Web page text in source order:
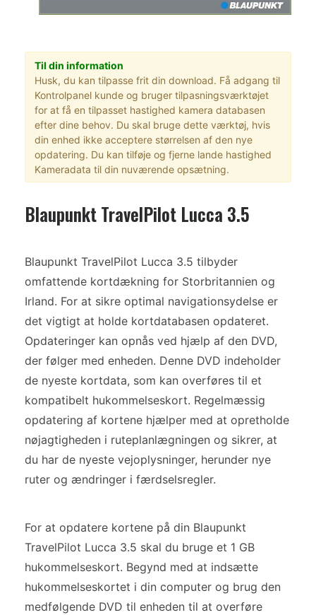
Til din information
Husk, du kan tilpasse frit din download. Få adgang til
Kontrolpanel kunde og bruger tilpasningsværktøjet
for at få en tilpasset hastighed kamera databasen
efter dine behov. Du skal bruge dette værktøj, hvis
din enhed ikke acceptere størrelsen af den nye
opdatering. Du kan tilføje og fjerne lande hastighed
Kameradata til din nuværende opsætning.
Blaupunkt TravelPilot Lucca 3.5
Blaupunkt TravelPilot Lucca 3.5 tilbyder
omfattende kortdækning for Storbritannien og
Irland. For at sikre optimal navigationsydelse er
det vigtigt at holde kortdatabasen opdateret.
Opdateringer kan opnås ved hjælp af den DVD,
der følger med enheden. Denne DVD indeholder
de nyeste kortdata, som kan overføres til et
kompatibelt hukommelseskort. Regelmæssig
opdatering af kortene hjælper med at opretholde
nøjagtigheden i ruteplanlægningen og sikrer, at
du har de nyeste vejoplysninger, herunder nye
ruter og ændringer i færdselsregler.
For at opdatere kortene på din Blaupunkt
TravelPilot Lucca 3.5 skal du bruge et 1 GB
hukommelseskort. Begynd med at indsætte
hukommelseskortet i din computer og brug den
medfølgende DVD til enheden til at overføre